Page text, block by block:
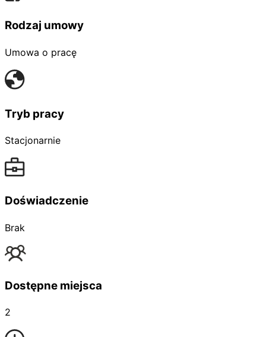
Rodzaj umowy
Umowa o pracę
Tryb pracy
Stacjonarnie
Doświadczenie
Brak
Dostępne miejsca
2